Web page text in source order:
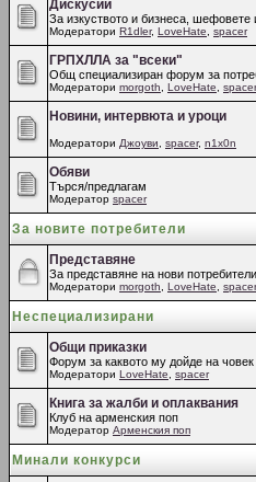
Дискусии
За изкуството и бизнеса, шефовете
Модератори R1dler, LoveHate spacer
ГРПХЛЛА за "всеки"
Общ специализиран форум за
Модератори morgoth LoveHate spacer
Новини, интервюта и уроци
Модератори Джоуви spacer, n1x0n
Обяви
Търся/предлагам
Модератор spacer
За новите потребители
Представяне
За представяне на нови потребители
Модератори morgoth LoveHate spacer
Неспециализирани
Общи приказки
Форум за каквото му дойде на човек
Модератори LoveHate spacer
Книга за жалби и оплаквания
Клуб на арменския поп
Модератор Арменския поп
Минали конкурси